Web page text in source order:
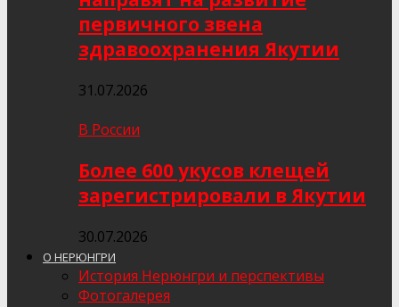
первичного звена
здравоохранения Якутии
31.07.2026
В России
Более 600 укусов клещей
зарегистрировали в Якутии
30.07.2026
О НЕРЮНГРИ
История Нерюнгри и перспективы
Фотогалерея